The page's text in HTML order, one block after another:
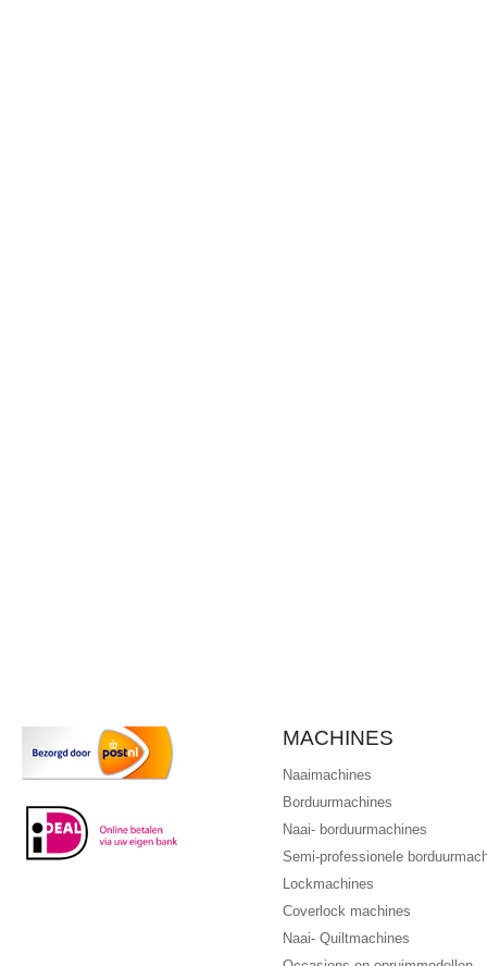
MACHINES
Naaimachines
Borduurmachines
Naai- borduurmachines
Semi-professionele
Lockmachines
Coverlock machines
Naai- Quiltmachines